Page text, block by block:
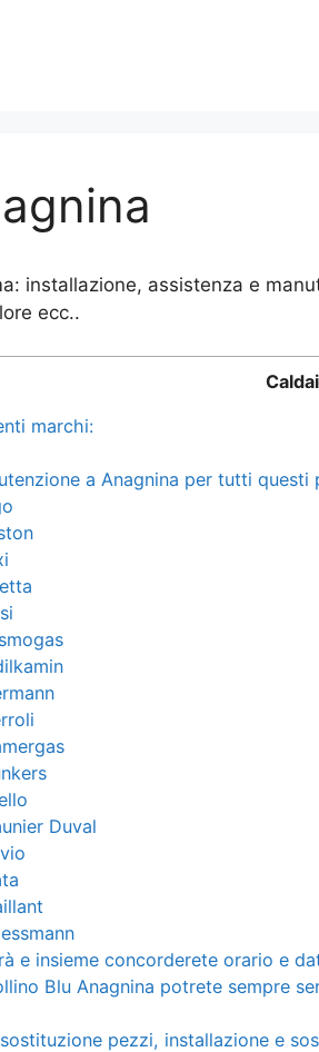
installazione, assistenza e
ecc..
marchi:
a Anagnina per tutti
Duval
e insieme concorderete orario e
Blu Anagnina potrete sempre
pezzi, installazione e